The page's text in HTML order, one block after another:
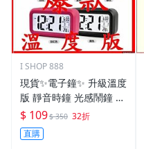
I SHOP 888
現貨✨電子鐘✨ 升級溫度
版 靜音時鐘 光感鬧鐘 貪
睡 大字幕 聰明鐘 創意LE
D鬧鐘 禮品
$ 109$ 350 32折
直購